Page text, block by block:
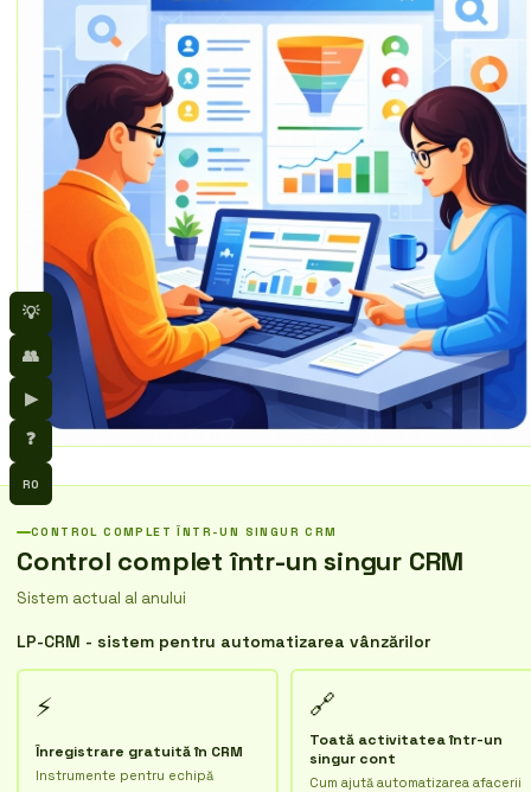
💡
👥
▶
❓
RO
CONTROL COMPLET ÎNTR-UN SINGUR CRM
Control complet într-un singur CRM
Sistem actual al anului
LP-CRM - sistem pentru automatizarea vânzărilor
⚡
Înregistrare gratuită în CRM
Instrumente pentru echipă
🔗
Toată activitatea într-un
singur cont
Cum ajută automatizarea afacerii